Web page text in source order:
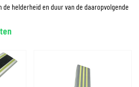
de helderheid en duur van de daaropvolgende